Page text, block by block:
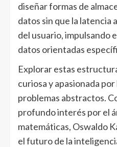
diseñar formas de
datos sin que la latencia
del usuario, impulsando
datos orientadas
Explorar estas
curiosa y apasionada
problemas abstractos.
profundo interés por el
matemáticas, Oswaldo
el futuro de la